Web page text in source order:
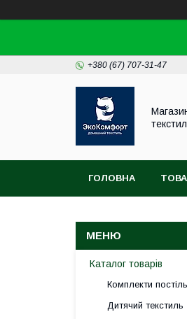
+380 (67) 707-31-47
ГОЛОВНА
Каталог товарів
Комплекти
Дитячий текстиль